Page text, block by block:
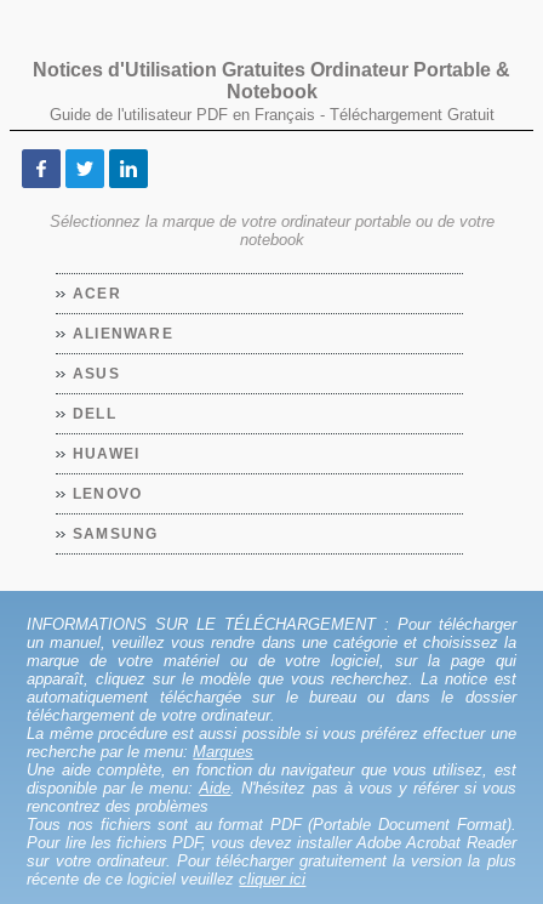
Notices d'Utilisation Gratuites Ordinateur Portable &
Notebook
Guide de l'utilisateur PDF en Français - Téléchargement Gratuit
Sélectionnez la marque de votre ordinateur portable ou de votre
notebook
ACER
ALIENWARE
ASUS
DELL
HUAWEI
LENOVO
SAMSUNG
INFORMATIONS SUR LE TÉLÉCHARGEMENT : Pour télécharger
un manuel, veuillez vous rendre dans une catégorie et choisissez la
marque de votre matériel ou de votre logiciel, sur la page qui
apparaît, cliquez sur le modèle que vous recherchez. La notice est
automatiquement téléchargée sur le bureau ou dans le dossier
téléchargement de votre ordinateur.
La même procédure est aussi possible si vous préférez effectuer une
recherche par le menu:Marques
Une aide complète, en fonction du navigateur que vous utilisez, est
disponible par le menu:Aide. N'hésitez pas à vous y référer si vous
rencontrez des problèmes
Tous nos fichiers sont au format PDF (Portable Document Format).
Pour lire les fichiers PDF, vous devez installer Adobe Acrobat Reader
sur votre ordinateur. Pour télécharger gratuitement la version la plus
récente de ce logiciel veuillezcliquer ici